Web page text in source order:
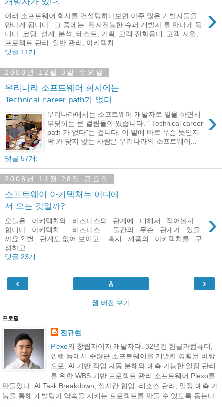
›
여러 소프트웨어 회사를 컨설팅하다보면 아주 많은 개발자들을
만나게 됩니다. 그 중에는 전지전능한 슈퍼 개발자 를 만나게 됩
니다. 코딩, 설계, 분석, 테스트, 기획, 고객 전화응대, 고객 지원,
프로젝트 관리, 일반 관리, 아키텍처 ...
댓글 11개:
2008년 12월 3일 수요일
우리나라 소프트웨어 회사에는
Technical career path가 없다.
›
우리나라에서는 소프트웨어 개발자로 일을 하면서
부딪히는 큰 걸림돌이 있습니다. " Technical career
path 가 없다"는 겁니다. 이 말에 바로 무슨 뜻인지
팍 와 닺지 않는 사람은 우리나라의 소프트웨어...
댓글 57개:
2008년 11월 28일 금요일
소프트웨어 아키텍처는 어디에
서 오는 것일까?
›
오늘은 아키텍처와 비즈니스의 관계에 대해서 적어볼까
합니다 . 아키텍처… 비즈니스… 둘간의 무슨 관계가 있을
까요 ? 별 관계도 없어 보이고… 혹시 제품의 아키텍처를 구
성하고 ...
댓글 23개:
‹ ›
홈
웹 버전 보기
프로필
전규현
Plexo의 창립자이자 개발자다. 32년간 한글과컴퓨터,
안랩 등에서 수많은 소프트웨어를 개발한 경험을 바탕
으로, AI 기반 작업 자동 분해와 예측 가능한 일정 관리
를 위한 WBS 기반 프로젝트 관리 소프트웨어 Plexo를
만들었다. AI Task Breakdown, 실시간 협업, 리소스 관리, 일정 예측 기
능을 통해 개발팀이 약속을 지키는 프로젝트를 만들 수 있도록 돕는다.